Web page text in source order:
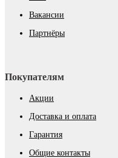
Вакансии
Партнёры
Покупателям
Акции
Доставка и оплата
Гарантия
Общие контакты